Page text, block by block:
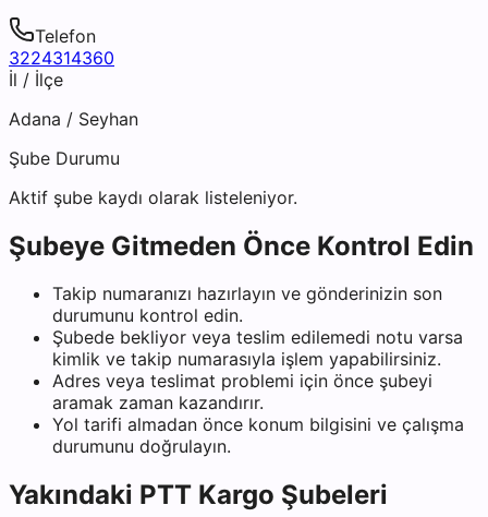
Telefon
3224314360
İl / İlçe
Adana / Seyhan
Şube Durumu
Aktif şube kaydı olarak listeleniyor.
Şubeye Gitmeden Önce Kontrol Edin
Takip numaranızı hazırlayın ve gönderinizin son
durumunu kontrol edin.
Şubede bekliyor veya teslim edilemedi notu varsa
kimlik ve takip numarasıyla işlem yapabilirsiniz.
Adres veya teslimat problemi için önce şubeyi
aramak zaman kazandırır.
Yol tarifi almadan önce konum bilgisini ve çalışma
durumunu doğrulayın.
Yakındaki PTT Kargo Şubeleri